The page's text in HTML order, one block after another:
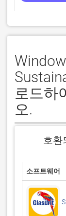
로드하
오.
호환
소프트웨어